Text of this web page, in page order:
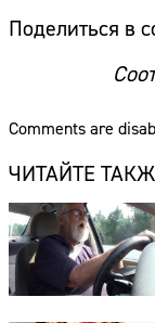
Поделиться в
Comments are
ЧИТАЙТЕ